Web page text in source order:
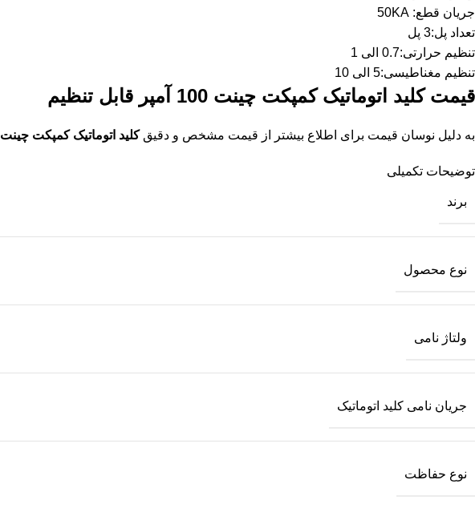
جریان قطع: 50KA
تعداد پل:3 پل
تنظیم حرارتی:0.7 الی 1
تنظیم مغناطیسی:5 الی 10
قیمت کلید اتوماتیک کمپکت چینت 100 آمپر قابل تنظیم
به دلیل نوسان قیمت برای اطلاع بیشتر از قیمت مشخص و دقیقکلید اتوماتیک کمپکت چینت 100 آمپر قابل تنظیم
توضیحات تکمیلی
برند
نوع محصول
ولتاژ نامی
جریان نامی کلید اتوماتیک
نوع حفاظت